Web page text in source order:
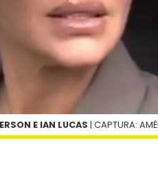
E IAN LUCAS | CAPTURA: